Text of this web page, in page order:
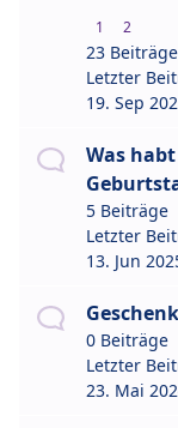
1 2
23 Beiträge
Letzter
19. Sep
Was
5 Beiträge
Letzter
13. Jun
0 Beiträge
Letzter
23. Mai